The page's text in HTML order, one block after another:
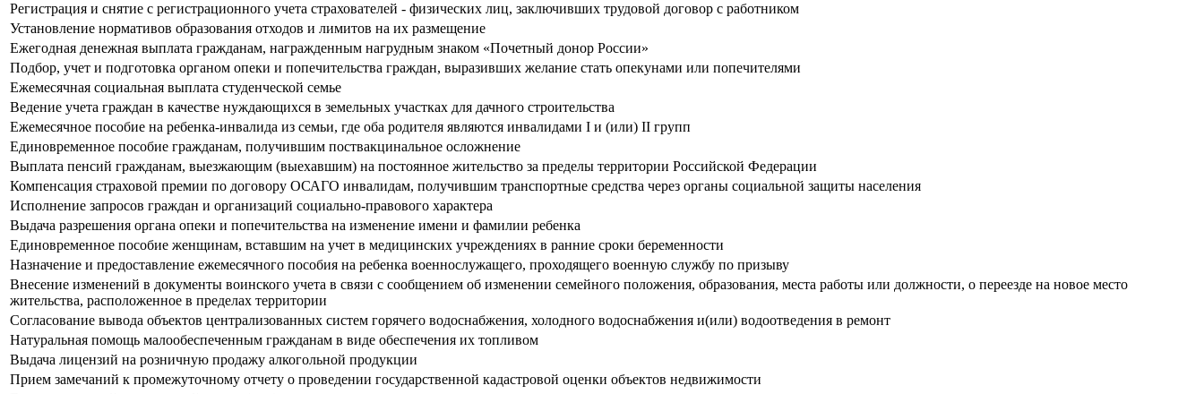
Регистрация и снятие с регистрационного учета страхователей - физических лиц, заключивших трудовой договор с работником
Установление нормативов образования отходов и лимитов на их размещение
Ежегодная денежная выплата гражданам, награжденным нагрудным знаком «Почетный донор России»
Подбор, учет и подготовка органом опеки и попечительства граждан, выразивших желание стать опекунами или попечителями
Ежемесячная социальная выплата студенческой семье
Ведение учета граждан в качестве нуждающихся в земельных участках для дачного строительства
Ежемесячное пособие на ребенка-инвалида из семьи, где оба родителя являются инвалидами I и (или) II групп
Единовременное пособие гражданам, получившим поствакцинальное осложнение
Выплата пенсий гражданам, выезжающим (выехавшим) на постоянное жительство за пределы территории Российской Федерации
Компенсация страховой премии по договору ОСАГО инвалидам, получившим транспортные средства через органы социальной защиты населения
Исполнение запросов граждан и организаций социально-правового характера
Выдача разрешения органа опеки и попечительства на изменение имени и фамилии ребенка
Единовременное пособие женщинам, вставшим на учет в медицинских учреждениях в ранние сроки беременности
Назначение и предоставление ежемесячного пособия на ребенка военнослужащего, проходящего военную службу по призыву
Внесение изменений в документы воинского учета в связи с сообщением об изменении семейного положения, образования, места работы или должности, о переезде на новое место
жительства, расположенное в пределах территории
Согласование вывода объектов централизованных систем горячего водоснабжения, холодного водоснабжения и(или) водоотведения в ремонт
Натуральная помощь малообеспеченным гражданам в виде обеспечения их топливом
Выдача лицензий на розничную продажу алкогольной продукции
Прием замечаний к промежуточному отчету о проведении государственной кадастровой оценки объектов недвижимости